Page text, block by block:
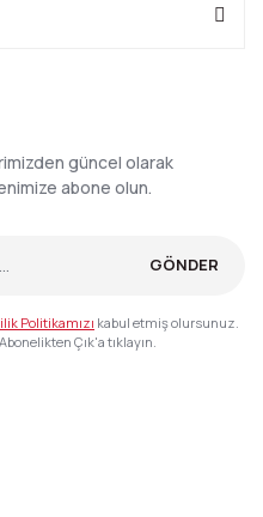
güncel olarak
abone olun.
GÖNDER
Politikamızı kabul etmiş olursunuz.
Çık'a tıklayın.